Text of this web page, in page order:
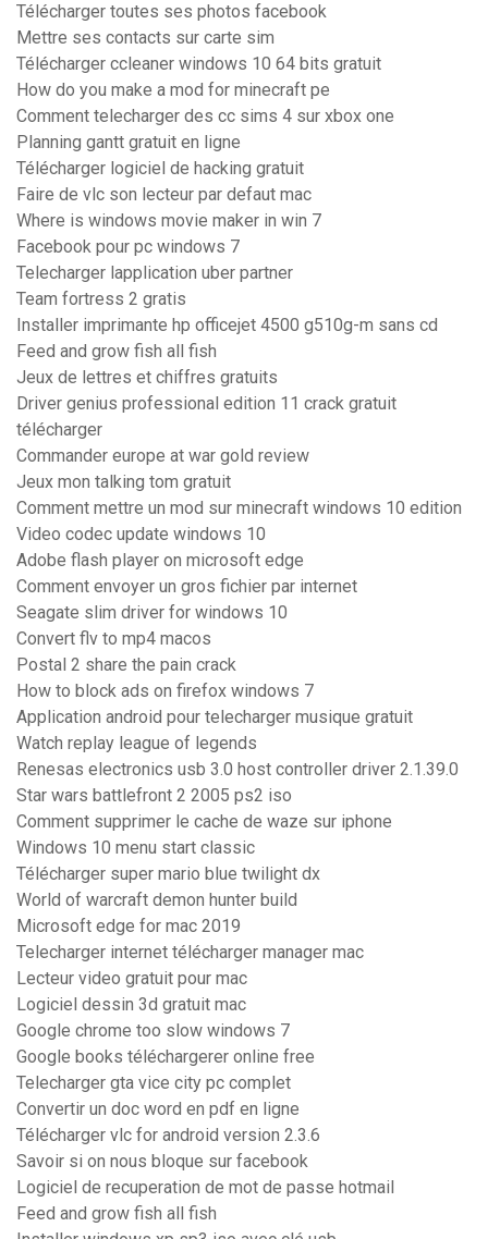
Télécharger toutes ses photos facebook
Mettre ses contacts sur carte sim
Télécharger ccleaner windows 10 64 bits gratuit
How do you make a mod for minecraft pe
Comment telecharger des cc sims 4 sur xbox one
Planning gantt gratuit en ligne
Télécharger logiciel de hacking gratuit
Faire de vlc son lecteur par defaut mac
Where is windows movie maker in win 7
Facebook pour pc windows 7
Telecharger lapplication uber partner
Team fortress 2 gratis
Installer imprimante hp officejet 4500 g510g-m sans cd
Feed and grow fish all fish
Jeux de lettres et chiffres gratuits
Driver genius professional edition 11 crack gratuit
télécharger
Commander europe at war gold review
Jeux mon talking tom gratuit
Comment mettre un mod sur minecraft windows 10 edition
Video codec update windows 10
Adobe flash player on microsoft edge
Comment envoyer un gros fichier par internet
Seagate slim driver for windows 10
Convert flv to mp4 macos
Postal 2 share the pain crack
How to block ads on firefox windows 7
Application android pour telecharger musique gratuit
Watch replay league of legends
Renesas electronics usb 3.0 host controller driver 2.1.39.0
Star wars battlefront 2 2005 ps2 iso
Comment supprimer le cache de waze sur iphone
Windows 10 menu start classic
Télécharger super mario blue twilight dx
World of warcraft demon hunter build
Microsoft edge for mac 2019
Telecharger internet télécharger manager mac
Lecteur video gratuit pour mac
Logiciel dessin 3d gratuit mac
Google chrome too slow windows 7
Google books téléchargerer online free
Telecharger gta vice city pc complet
Convertir un doc word en pdf en ligne
Télécharger vlc for android version 2.3.6
Savoir si on nous bloque sur facebook
Logiciel de recuperation de mot de passe hotmail
Feed and grow fish all fish